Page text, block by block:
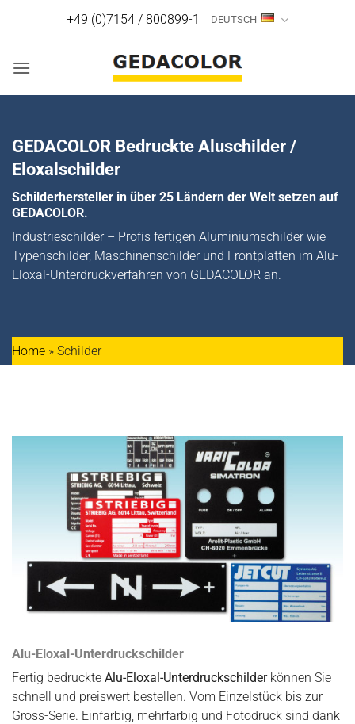
+49 (0)7154 / 800899-1 DEUTSCH
GEDACOLOR Bedruckte Aluschilder /
Eloxalschilder
Schilderhersteller in über 25 Ländern der Welt setzen auf
GEDACOLOR.
Industrieschilder – Profis fertigen Aluminiumschilder wie
Typenschilder, Maschinenschilder und Frontplatten im Alu-
Eloxal-Unterdruckverfahren von GEDACOLOR an.
Home » Schilder
Alu-Eloxal-Unterdruckschilder
Fertig bedruckte Alu-Eloxal-Unterdruckschilderkönnen Sie
schnell und preiswert bestellen. Vom Einzelstück bis zur
Gross-Serie. Einfarbig, mehrfarbig und Fotodruck sind dank